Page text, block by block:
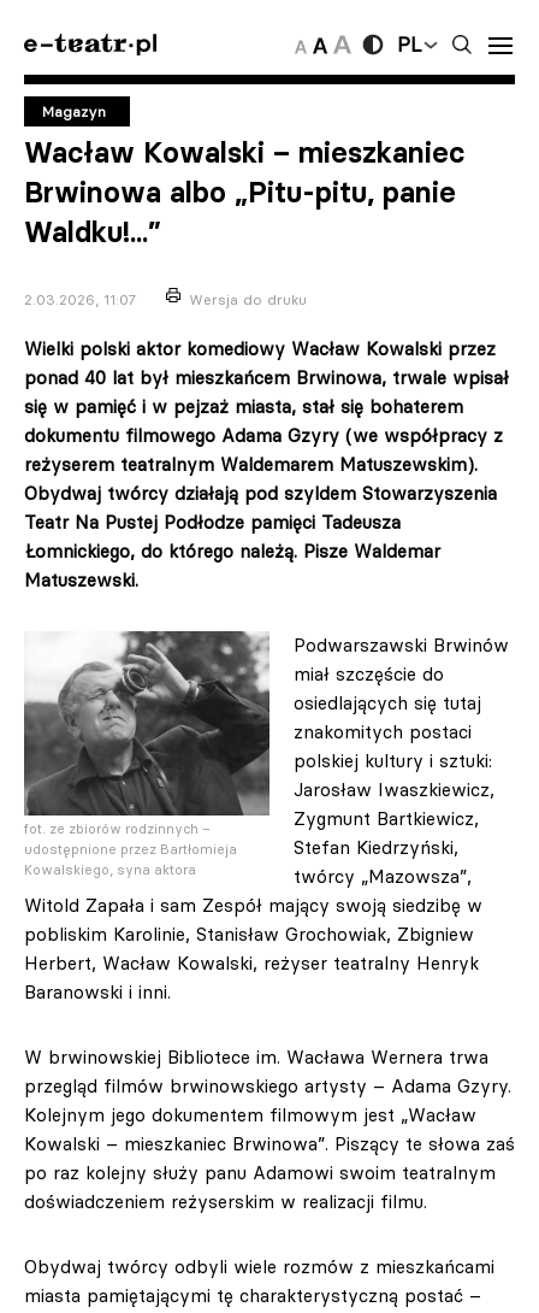
PL
Magazyn
Wacław Kowalski – mieszkaniec
Brwinowa albo „Pitu-pitu, panie
Waldku!...”
2.03.2026, 11:07 Wersja do druku
Wielki polski aktor komediowy Wacław Kowalski przez
ponad 40 lat był mieszkańcem Brwinowa, trwale wpisał
się w pamięć i w pejzaż miasta, stał się bohaterem
dokumentu filmowego Adama Gzyry (we współpracy z
reżyserem teatralnym Waldemarem Matuszewskim).
Obydwaj twórcy działają pod szyldem Stowarzyszenia
Teatr Na Pustej Podłodze pamięci Tadeusza
Łomnickiego, do którego należą. Pisze Waldemar
Matuszewski.
fot. ze zbiorów rodzinnych –
udostępnione przez Bartłomieja
Kowalskiego, syna aktora
Podwarszawski Brwinów
miał szczęście do
osiedlających się tutaj
znakomitych postaci
polskiej kultury i sztuki:
Jarosław Iwaszkiewicz,
Zygmunt Bartkiewicz,
Stefan Kiedrzyński,
twórcy „Mazowsza”,
Witold Zapała i sam Zespół mający swoją siedzibę w
pobliskim Karolinie, Stanisław Grochowiak, Zbigniew
Herbert, Wacław Kowalski, reżyser teatralny Henryk
Baranowski i inni.
W brwinowskiej Bibliotece im. Wacława Wernera trwa
przegląd filmów brwinowskiego artysty – Adama Gzyry.
Kolejnym jego dokumentem filmowym jest „Wacław
Kowalski – mieszkaniec Brwinowa”. Piszący te słowa zaś
po raz kolejny służy panu Adamowi swoim teatralnym
doświadczeniem reżyserskim w realizacji filmu.
Obydwaj twórcy odbyli wiele rozmów z mieszkańcami
miasta pamiętającymi tę charakterystyczną postać –